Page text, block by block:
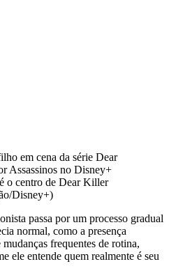
o centro de Dear Killer
Disney+)
passa por um processo gradual
normal, como a presença
frequentes de rotina,
ele entende quem realmente é seu